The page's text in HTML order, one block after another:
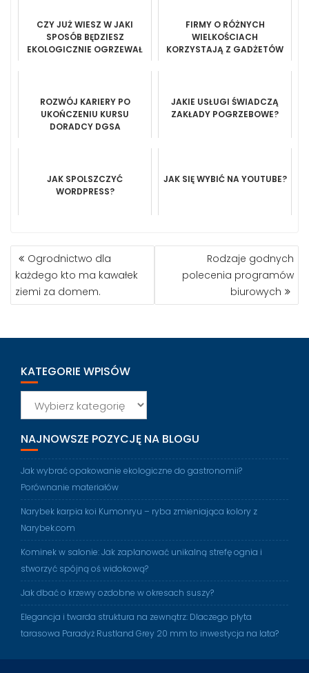
CZY JUŻ WIESZ W JAKI
SPOSÓB BĘDZIESZ
EKOLOGICZNIE OGRZEWAŁ
FIRMY O RÓŻNYCH
WIELKOŚCIACH
KORZYSTAJĄ Z GADŻETÓW
ROZWÓJ KARIERY PO
UKOŃCZENIU KURSU
DORADCY DGSA
JAKIE USŁUGI ŚWIADCZĄ
ZAKŁADY POGRZEBOWE?
JAK SPOLSZCZYĆ
WORDPRESS?
JAK SIĘ WYBIĆ NA YOUTUBE?
NAWIGACJA
WPISU
Ogrodnictwo dla
każdego kto ma kawałek
ziemi za domem.
Rodzaje godnych
polecenia programów
biurowych
KATEGORIE WPISÓW
wpisów
NAJNOWSZE POZYCJĘ NA BLOGU
Jak wybrać opakowanie ekologiczne do gastronomii?
Porównanie materiałów
Narybek karpia koi Kumonryu – ryba zmieniająca kolory z
Narybek.com
Kominek w salonie: Jak zaplanować unikalną strefę ognia i
stworzyć spójną oś widokową?
Jak dbać o krzewy ozdobne w okresach suszy?
Elegancja i twarda struktura na zewnątrz: Dlaczego płyta
tarasowa Paradyż Rustland Grey 20 mm to inwestycja na lata?